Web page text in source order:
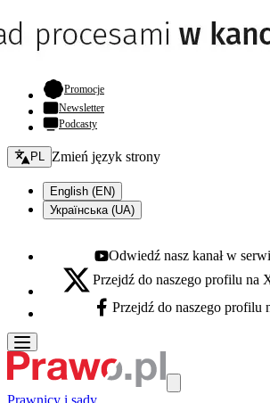
Promocje- otwiera się w nowej karcie
Newsletter
Podcasty
Zmień język - bieżący:
PL Zmień język strony
English (EN)
Українська (UA)
Youtube - otwiera się w nowej karcie
Odwiedź nasz kanał w
X - otwiera się w nowej karcie
Przejdź do naszego profilu na
Facebook - otwiera się w nowej karcie
Przejdź do naszego profilu